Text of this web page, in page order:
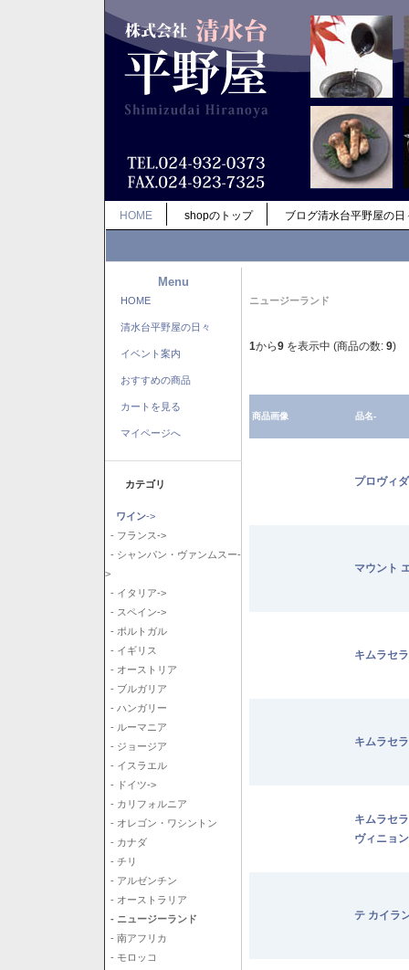
HOME shopのトップ ブログ清水台平野屋の日
Menu
HOME
清水台平野屋の日々
イベント案内
おすすめの商品
カートを見る
マイページへ
カテゴリ
ワイン->
- フランス->
- シャンパン・ヴァンムスー-
>
- イタリア->
- スペイン->
- ポルトガル
- イギリス
- オーストリア
- ブルガリア
- ハンガリー
- ルーマニア
- ジョージア
- イスラエル
- ドイツ->
- カリフォルニア
- オレゴン・ワシントン
- カナダ
- チリ
- アルゼンチン
- オーストラリア
- ニュージーランド
- 南アフリカ
- モロッコ
ニュージーランド
1から9 を表示中 (商品の数: 9)
商品画像 品名-
プロヴィ
マウント
キムラセ
キムラセ
キムラセ
ヴィニョ
テ カイ